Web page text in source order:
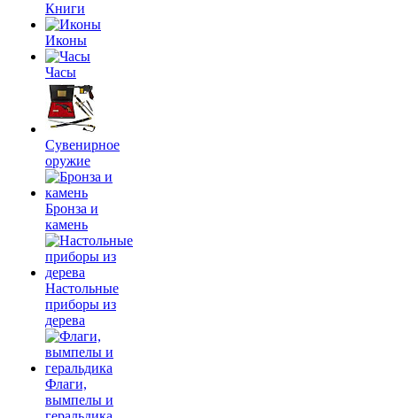
Книги
Иконы
Часы
Сувенирное
оружие
Бронза и
камень
Настольные
приборы из
дерева
Флаги,
вымпелы и